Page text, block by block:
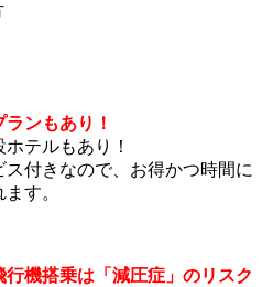
ンもあり！
テルもあり！
付きなので、お得かつ時間に
す。
機搭乗は「減圧症」のリスク